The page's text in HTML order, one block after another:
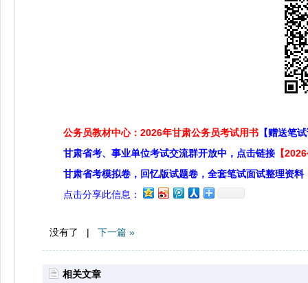
公务员教材中心：2026年甘肃公务员考试用书 【赠送笔
甘肃省考、事业单位考试交流群开放中，点击链接 【
甘肃省考模拟卷，回忆版试题卷，全套笔试面试整理资料
点击分享此信息：
没有了 | 下一篇 »
相关文章